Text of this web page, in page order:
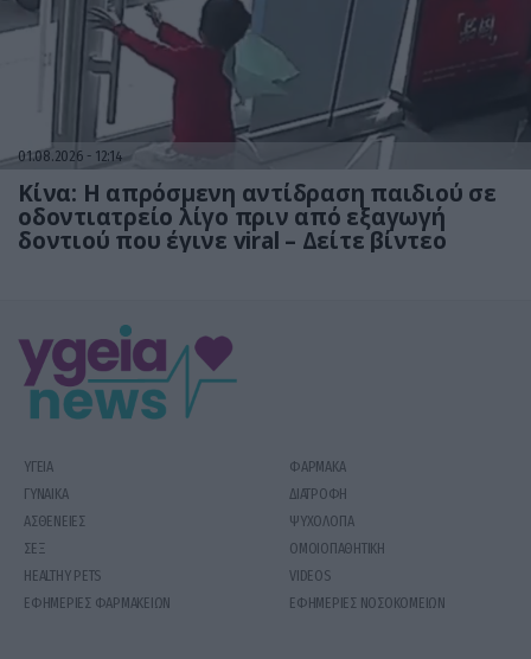
01.08.2026 12:14
Κίνα: Η απρόσμενη αντίδραση παιδιού σε
οδοντιατρείο λίγο πριν από εξαγωγή
δοντιού που έγινε viral – Δείτε βίντεο
ΥΓΕΙΑ
ΦΑΡΜΑΚΑ
ΓΥΝΑΙΚΑ
ΔΙΑΤΡΟΦΗ
ΑΣΘΕΝΕΙΕΣ
ΨΥΧΟΛΟΓΙΑ
ΣΕΞ
ΟΜΟΙΟΠΑΘΗΤΙΚΗ
HEALTHY PETS
VIDEOS
ΕΦΗΜΕΡΙΕΣ ΦΑΡΜΑΚΕΙΩΝ
ΕΦΗΜΕΡΙΕΣ ΝΟΣΟΚΟΜΕΙΩΝ